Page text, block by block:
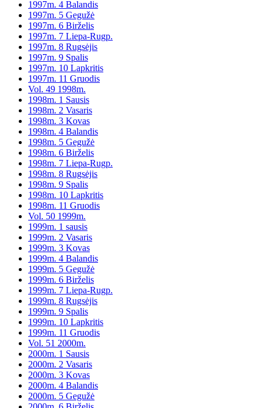
1997m. 4 Balandis
1997m. 5 Gegužė
1997m. 6 Birželis
1997m. 7 Liepa-Rugp.
1997m. 8 Rugsėjis
1997m. 9 Spalis
1997m. 10 Lapkritis
1997m. 11 Gruodis
Vol. 49 1998m.
1998m. 1 Sausis
1998m. 2 Vasaris
1998m. 3 Kovas
1998m. 4 Balandis
1998m. 5 Gegužė
1998m. 6 Birželis
1998m. 7 Liepa-Rugp.
1998m. 8 Rugsėjis
1998m. 9 Spalis
1998m. 10 Lapkritis
1998m. 11 Gruodis
Vol. 50 1999m.
1999m. 1 sausis
1999m. 2 Vasaris
1999m. 3 Kovas
1999m. 4 Balandis
1999m. 5 Gegužė
1999m. 6 Birželis
1999m. 7 Liepa-Rugp.
1999m. 8 Rugsėjis
1999m. 9 Spalis
1999m. 10 Lapkritis
1999m. 11 Gruodis
Vol. 51 2000m.
2000m. 1 Sausis
2000m. 2 Vasaris
2000m. 3 Kovas
2000m. 4 Balandis
2000m. 5 Gegužė